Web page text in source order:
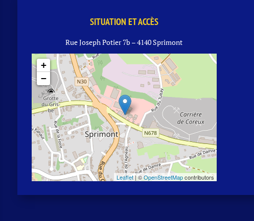
SITUATION ET ACCÈS
Rue Joseph Potier 7b – 4140 Sprimont
+
−
Leaflet| ©OpenStreetMapcontributors